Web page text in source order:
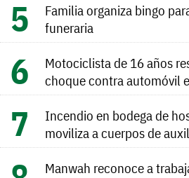
Familia organiza bingo
funeraria
Motociclista de 16 años
choque contra automóvil
Incendio en bodega de
moviliza a cuerpos de
Manwah reconoce a